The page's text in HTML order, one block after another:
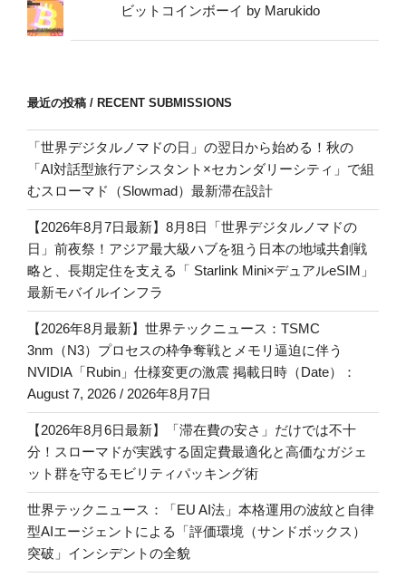
ビットコインボーイ by Marukido
最近の投稿 / RECENT SUBMISSIONS
「世界デジタルノマドの日」の翌日から始める！秋の
「AI対話型旅行アシスタント×セカンダリーシティ」で組
むスローマド（Slowmad）最新滞在設計
【2026年8月7日最新】8月8日「世界デジタルノマドの
日」前夜祭！アジア最大級ハブを狙う日本の地域共創戦
略と、長期定住を支える「 Starlink Mini×デュアルeSIM」
最新モバイルインフラ
【2026年8月最新】世界テックニュース：TSMC
3nm（N3）プロセスの枠争奪戦とメモリ逼迫に伴う
NVIDIA「Rubin」仕様変更の激震 掲載日時（Date）：
August 7, 2026 / 2026年8月7日
【2026年8月6日最新】「滞在費の安さ」だけでは不十
分！スローマドが実践する固定費最適化と高価なガジェ
ット群を守るモビリティパッキング術
世界テックニュース：「EU AI法」本格運用の波紋と自律
型AIエージェントによる「評価環境（サンドボックス）
突破」インシデントの全貌